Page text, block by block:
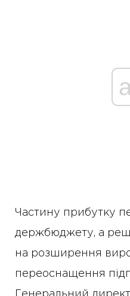
Частину прибутку
держбюджету, а
на розширення
переоснащення